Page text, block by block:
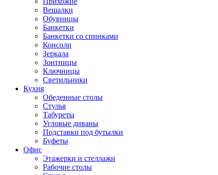
Вешалки
Обувницы
Банкетки
Банкетки со спинками
Консоли
Зеркала
Зонтницы
Ключницы
Светильники
Кухня
Обеденные столы
Стулья
Табуреты
Угловые диваны
Подставки под бутылки
Буфеты
Офис
Этажерки и стеллажи
Рабочие столы